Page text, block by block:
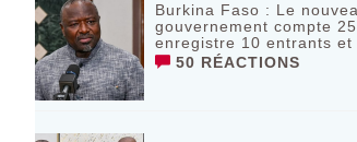
Burkina Faso : Le
gouvernement compte
enregistre 10 entrants et
50 RÉACTIONS